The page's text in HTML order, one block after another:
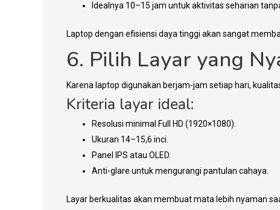
Idealnya 10–15 jam untuk aktivitas seharian
Laptop dengan efisiensi daya tinggi akan sangat
6. Pilih Layar yang
Karena laptop digunakan berjam-jam setiap hari,
Kriteria layar ideal:
Resolusi minimal Full HD (1920×1080).
Ukuran 14–15,6 inci.
Panel IPS atau OLED.
Anti-glare untuk mengurangi pantulan cahaya.
Layar berkualitas akan membuat mata lebih nyaman